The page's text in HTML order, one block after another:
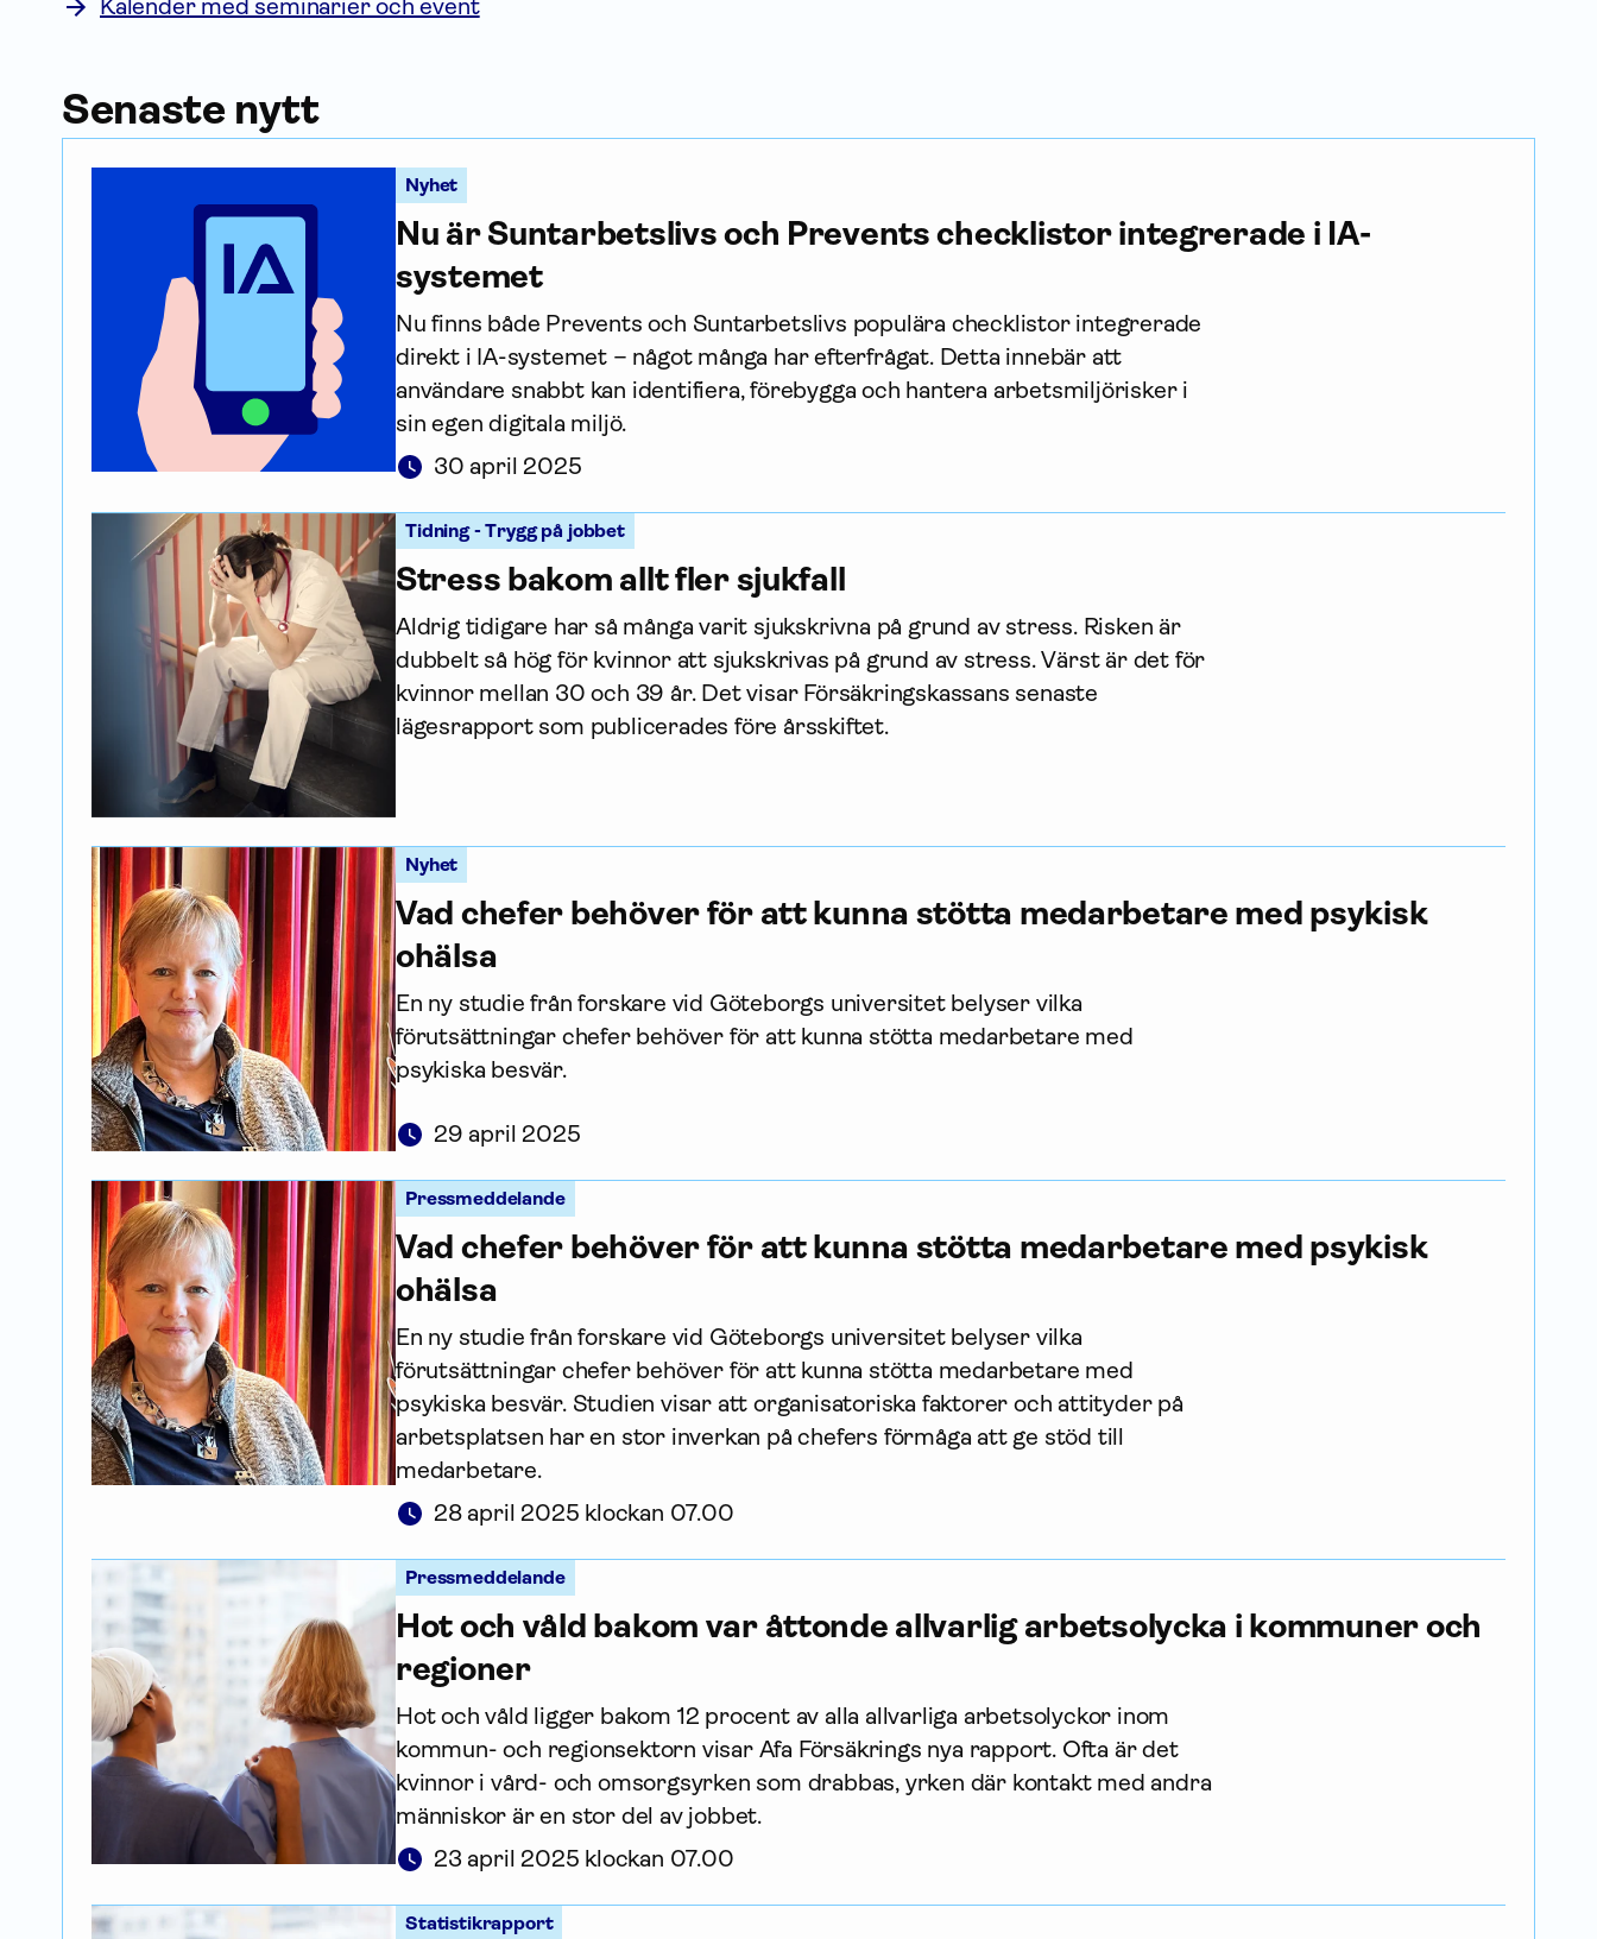
Kalender med seminarier och event
Senaste nytt
Nyhet
Nu är Suntarbetslivs och Prevents checklistor integrerade i IA-
systemet
Nu finns både Prevents och Suntarbetslivs populära checklistor integrerade
direkt i IA-systemet – något många har efterfrågat. Detta innebär att
användare snabbt kan identifiera, förebygga och hantera arbetsmiljörisker i
sin egen digitala miljö.
30 april 2025
Tidning - Trygg på jobbet
Stress bakom allt fler sjukfall
Aldrig tidigare har så många varit sjukskrivna på grund av stress. Risken är
dubbelt så hög för kvinnor att sjukskrivas på grund av stress. Värst är det för
kvinnor mellan 30 och 39 år. Det visar Försäkrings­kassans senaste
lägesrapport som publicerades före årsskiftet.
Nyhet
Vad chefer behöver för att kunna stötta medarbetare med psykisk
ohälsa
En ny studie från forskare vid Göteborgs universitet belyser vilka
förutsättningar chefer behöver för att kunna stötta medarbetare med
psykiska besvär.
29 april 2025
Pressmeddelande
Vad chefer behöver för att kunna stötta medarbetare med psykisk
ohälsa
En ny studie från forskare vid Göteborgs universitet belyser vilka
förutsättningar chefer behöver för att kunna stötta medarbetare med
psykiska besvär. Studien visar att organisatoriska faktorer och attityder på
arbetsplatsen har en stor inverkan på chefers förmåga att ge stöd till
medarbetare.
28 april 2025 klockan 07.00
Pressmeddelande
Hot och våld bakom var åttonde allvarlig arbetsolycka i kommuner och
regioner
Hot och våld ligger bakom 12 procent av alla allvarliga arbetsolyckor inom
kommun- och regionsektorn visar Afa Försäkrings nya rapport. Ofta är det
kvinnor i vård- och omsorgsyrken som drabbas, yrken där kontakt med andra
människor är en stor del av jobbet.
23 april 2025 klockan 07.00
Statistikrapport